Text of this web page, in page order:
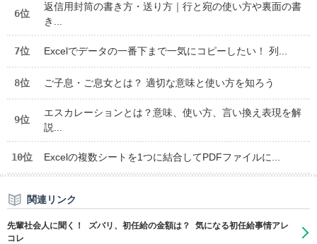
6位
返信用封筒の書き方・送り方｜行と宛の使い方や裏面の書
き...
7位 Excelでデータの一番下まで一気にコピーしたい！ 列...
8位 ご子息・ご息女とは？ 適切な意味と使い方を知ろう
9位
エスカレーションとは？意味、使い方、言い換え表現を解
説...
10位 Excelの複数シートを1つに結合してPDFファイルに...
関連リンク
先輩社会人に聞く！ ズバリ、初任給の金額は？ 気になる初任給事情アレ
コレ